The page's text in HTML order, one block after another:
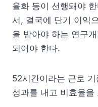
율화 등이 선행돼야
서, 결국에 단기 이익
을 받아야 하는 연구
되어야 한다.
52시간이라는 근로
성과를 내고 비효율